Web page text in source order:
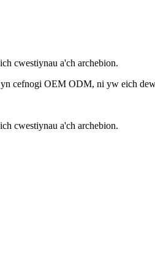
cwestiynau a'ch archebion.
cefnogi OEM ODM, ni yw eich
cwestiynau a'ch archebion.